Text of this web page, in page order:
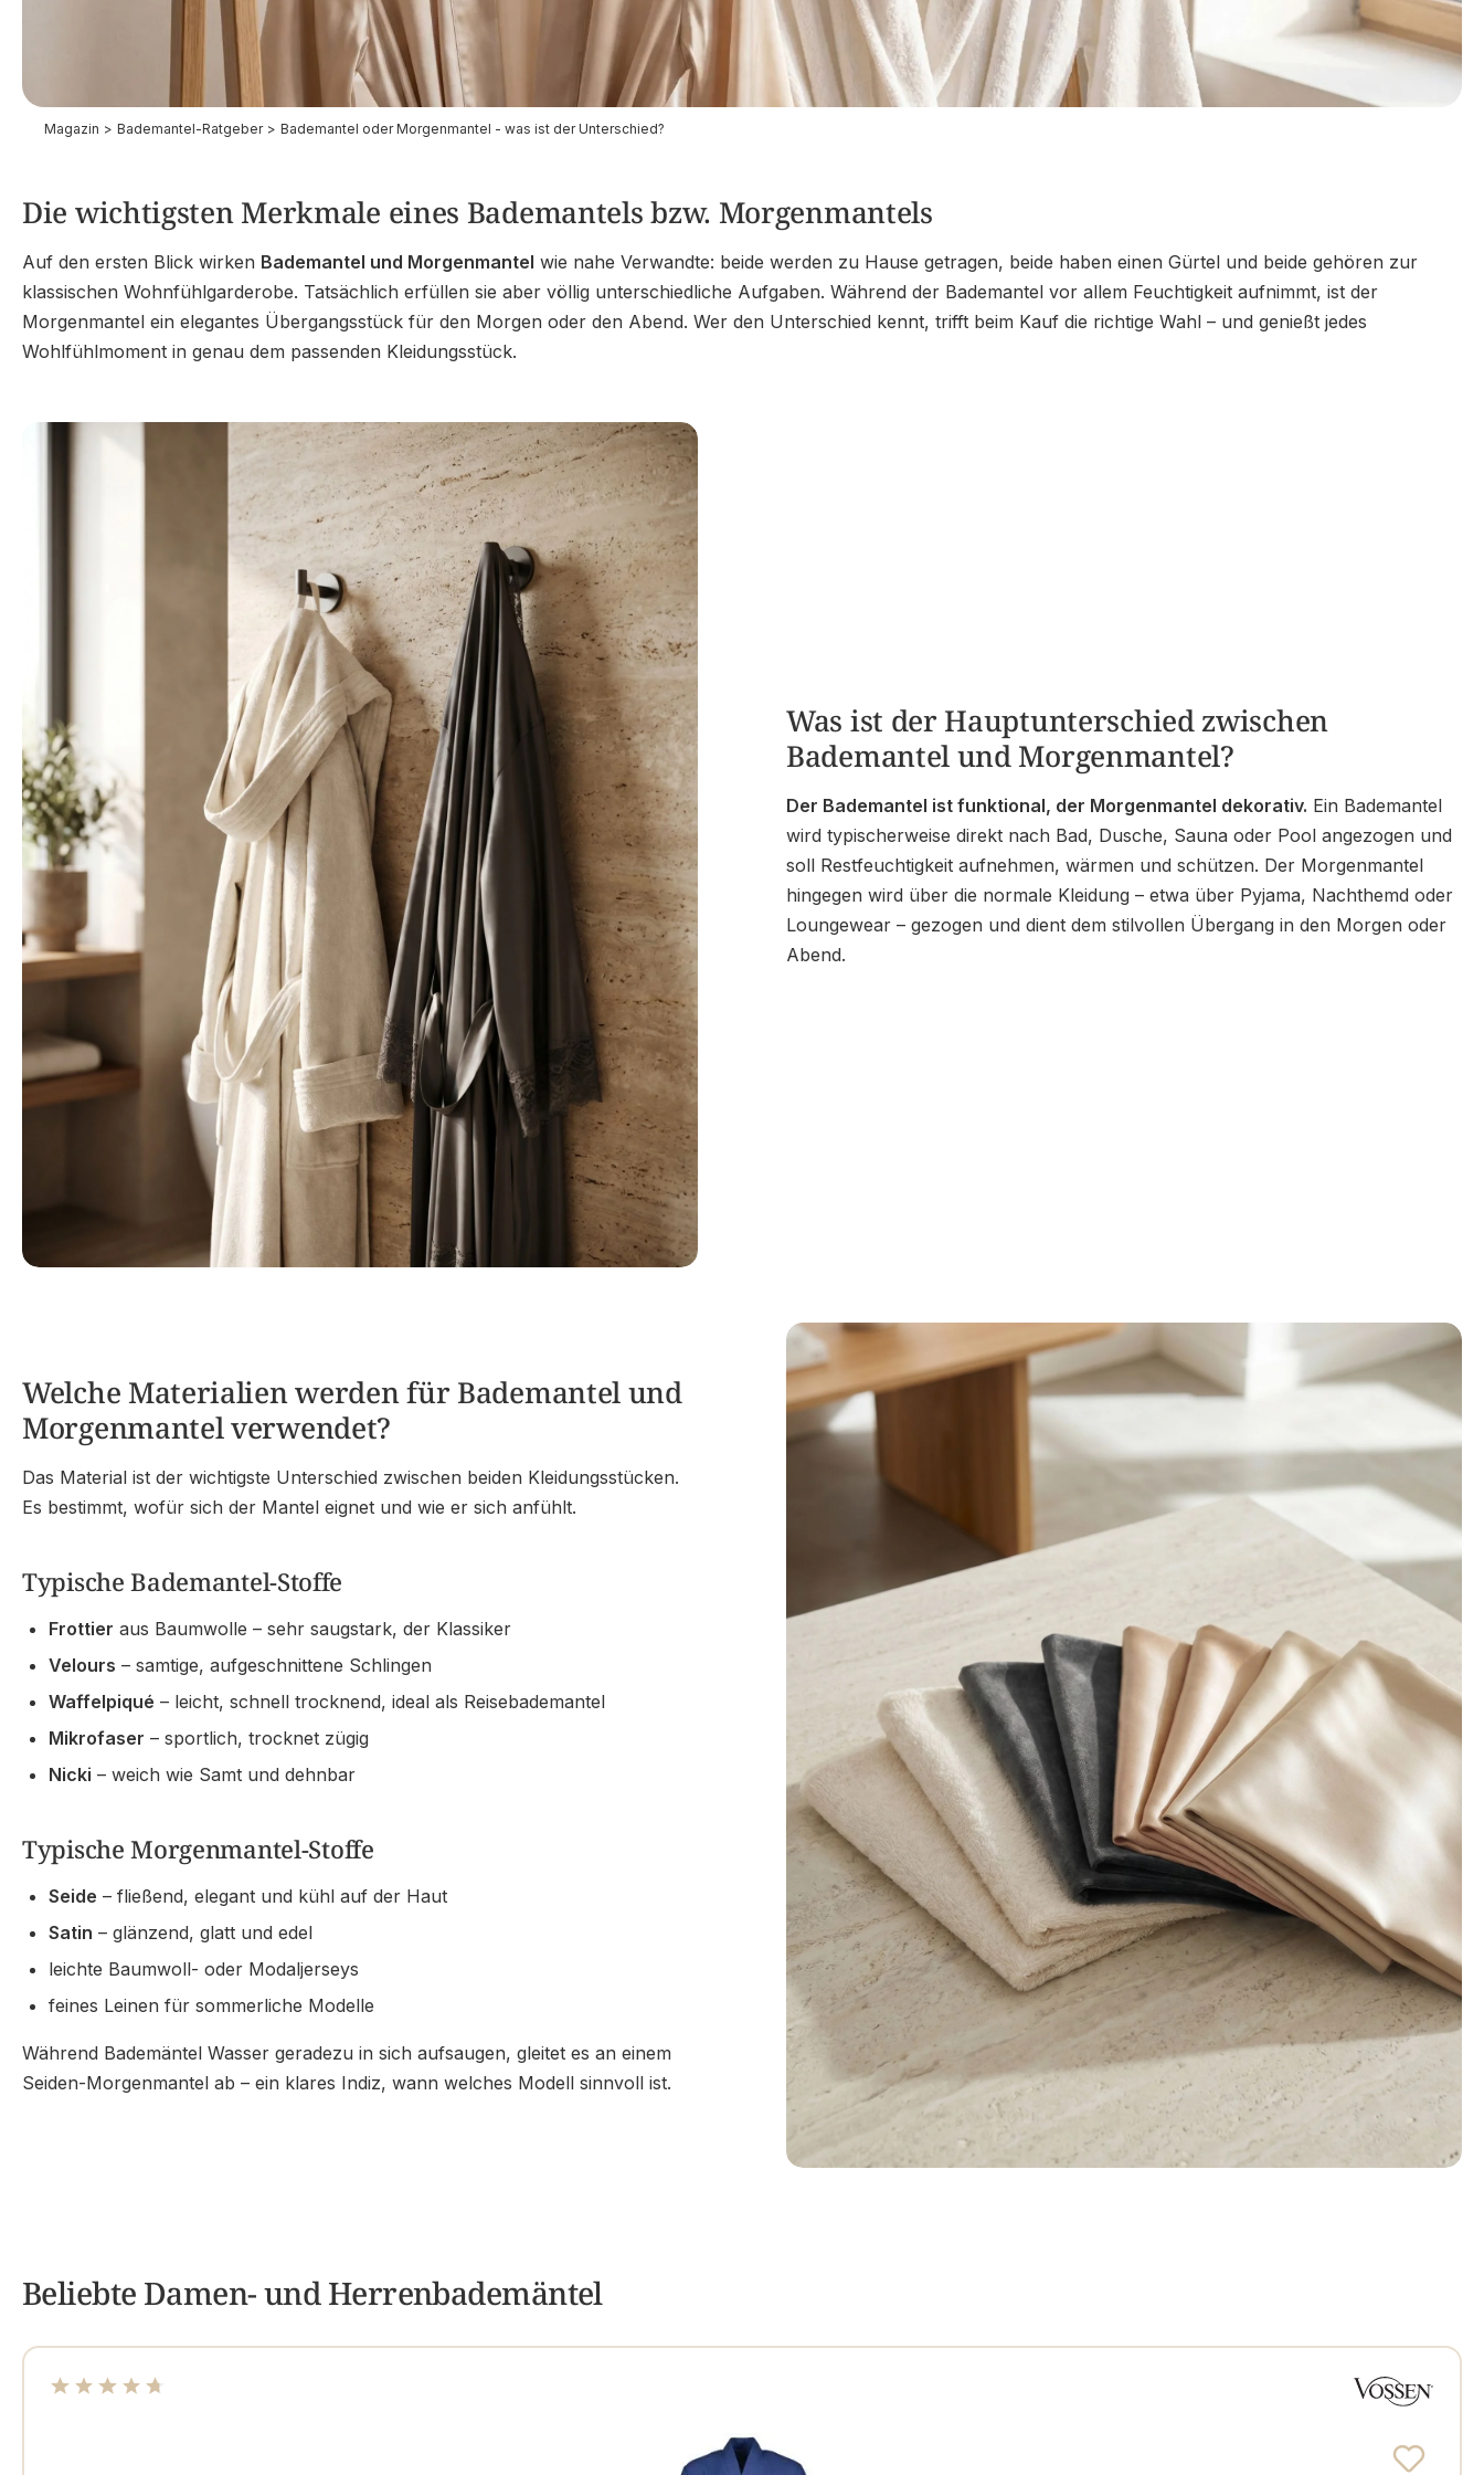
Bademantel oder Morgenmantel - was ist
der Unterschied?
Magazin > Bademantel-Ratgeber > Bademantel oder Morgenmantel - was ist der Unterschied?
Die wichtigsten Merkmale eines Bademantels bzw. Morgenmantels
Auf den ersten Blick wirken Bademantel und Morgenmantel wie nahe Verwandte: beide werden zu Hause getragen, beide haben einen Gürtel und beide gehören zur
klassischen Wohnfühlgarderobe. Tatsächlich erfüllen sie aber völlig unterschiedliche Aufgaben. Während der Bademantel vor allem Feuchtigkeit aufnimmt, ist der
Morgenmantel ein elegantes Übergangsstück für den Morgen oder den Abend. Wer den Unterschied kennt, trifft beim Kauf die richtige Wahl – und genießt jedes
Wohlfühlmoment in genau dem passenden Kleidungsstück.
Was ist der Hauptunterschied zwischen
Bademantel und Morgenmantel?
Der Bademantel ist funktional, der Morgenmantel dekorativ. Ein Bademantel
wird typischerweise direkt nach Bad, Dusche, Sauna oder Pool angezogen und
soll Restfeuchtigkeit aufnehmen, wärmen und schützen. Der Morgenmantel
hingegen wird über die normale Kleidung – etwa über Pyjama, Nachthemd oder
Loungewear – gezogen und dient dem stilvollen Übergang in den Morgen oder
Abend.
Welche Materialien werden für Bademantel und
Morgenmantel verwendet?
Das Material ist der wichtigste Unterschied zwischen beiden Kleidungsstücken.
Es bestimmt, wofür sich der Mantel eignet und wie er sich anfühlt.
Typische Bademantel-Stoffe
Frottier aus Baumwolle – sehr saugstark, der Klassiker
Velours – samtige, aufgeschnittene Schlingen
Waffelpiqué – leicht, schnell trocknend, ideal als Reisebademantel
Mikrofaser – sportlich, trocknet zügig
Nicki – weich wie Samt und dehnbar
Typische Morgenmantel-Stoffe
Seide – fließend, elegant und kühl auf der Haut
Satin – glänzend, glatt und edel
leichte Baumwoll- oder Modaljerseys
feines Leinen für sommerliche Modelle
Während Bademäntel Wasser geradezu in sich aufsaugen, gleitet es an einem
Seiden-Morgenmantel ab – ein klares Indiz, wann welches Modell sinnvoll ist.
Beliebte Damen- und Herrenbademäntel